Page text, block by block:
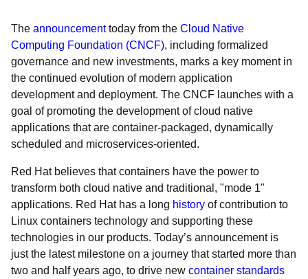
The announcementtoday from the Cloud Native
Computing Foundation (CNCF), including formalized
governance and new investments, marks a key moment in
the continued evolution of modern application
development and deployment. The CNCF launches with a
goal of promoting the development of cloud native
applications that are container-packaged, dynamically
scheduled and microservices-oriented.
Red Hat believes that containers have the power to
transform both cloud native and traditional, "mode 1"
applications. Red Hat has a long history of contribution to
Linux containers technology and supporting these
technologies in our products. Today’s announcement is
just the latest milestone on a journey that started more than
two and half years ago, to drive new container standards